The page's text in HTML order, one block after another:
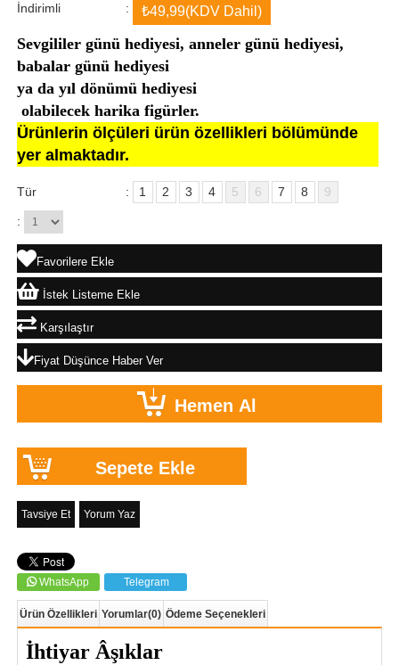
İndirimli : ₺49,99(KDV Dahil)
Sevgililer günü hediyesi, anneler günü hediyesi,
babalar günü hediyesi
ya da yıl dönümü hediyesi
olabilecek harika figürler.
Ürünlerin ölçüleri ürün özellikleri bölümünde
yer almaktadır.
Tür : 1 2 3 4 5 6 7 8 9
:
Favorilere Ekle
İstek Listeme Ekle
Karşılaştır
Fiyat Düşünce Haber Ver
Tavsiye Et Yorum Yaz
WhatsApp Telegram
Ürün Özellikleri Yorumlar(0) Ödeme Seçenekleri
İhtiyar Âşıklar